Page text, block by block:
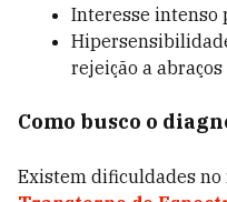
Interesse intenso
rejeição a abraços
Como busco o
Existem dificuldades